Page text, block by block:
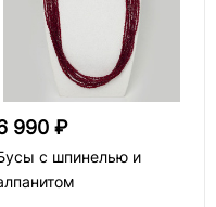
990 ₽
с шпинелью и